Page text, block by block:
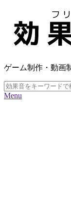
ゲーム制作・動画
Menu